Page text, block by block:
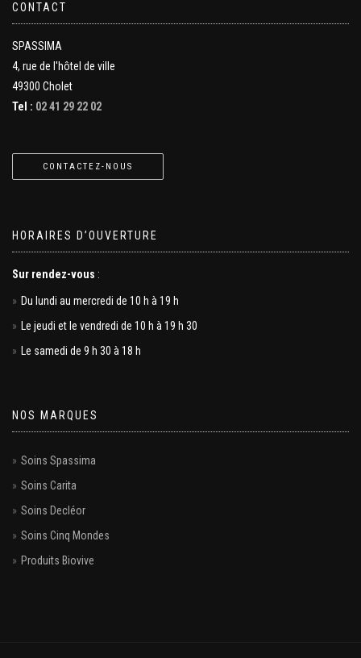
CONTACT
SPASSIMA
4, rue de l'hôtel de ville
49300 Cholet
Tel : 02 41 29 22 02
CONTACTEZ-NOUS
HORAIRES D’OUVERTURE
Sur rendez-vous :
Du lundi au mercredi de 10 h à 19 h
Le jeudi et le vendredi de 10 h à 19 h 30
Le samedi de 9 h 30 à 18 h
NOS MARQUES
Soins Spassima
Soins Carita
Soins Decléor
Soins Cinq Mondes
Produits Biovive